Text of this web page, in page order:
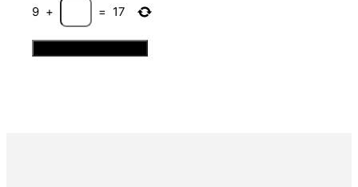
9 + = 17